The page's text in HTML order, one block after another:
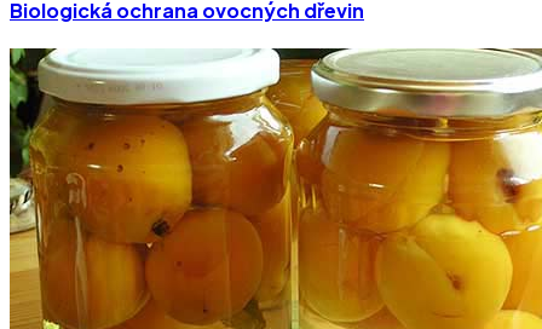
Biologická ochrana ovocných dřevin